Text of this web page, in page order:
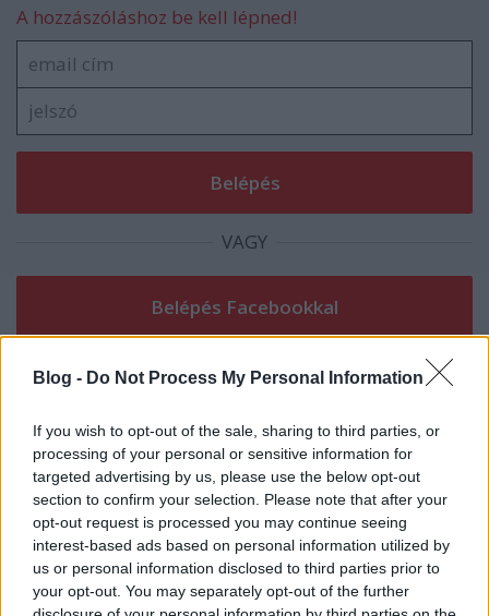
Blog - Do Not Process My Personal Information
If you wish to opt-out of the sale, sharing to third parties, or
processing of your personal or sensitive information for
targeted advertising by us, please use the below opt-out
section to confirm your selection. Please note that after your
opt-out request is processed you may continue seeing
interest-based ads based on personal information utilized by
us or personal information disclosed to third parties prior to
your opt-out. You may separately opt-out of the further
A hozzászóláshoz be kell lépned!
VAGY
Hurri Kán
15 éve
@...::: Flúgos Kamionos :::...:
Hol itt a gond? Gyűrött papírra is lehet írni :D